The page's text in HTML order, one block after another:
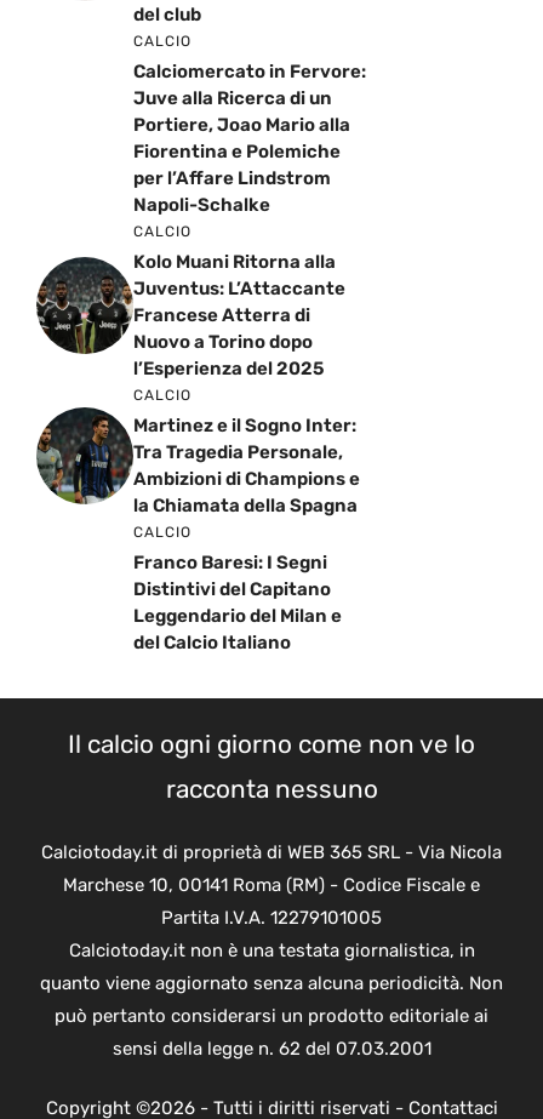
del club
CALCIO
Calciomercato in Fervore:
Juve alla Ricerca di un
Portiere, Joao Mario alla
Fiorentina e Polemiche
per l’Affare Lindstrom
Napoli-Schalke
CALCIO
Kolo Muani Ritorna alla
Juventus: L’Attaccante
Francese Atterra di
Nuovo a Torino dopo
l’Esperienza del 2025
CALCIO
Martinez e il Sogno Inter:
Tra Tragedia Personale,
Ambizioni di Champions e
la Chiamata della Spagna
CALCIO
Franco Baresi: I Segni
Distintivi del Capitano
Leggendario del Milan e
del Calcio Italiano
Il calcio ogni giorno come non ve lo
racconta nessuno
Calciotoday.it di proprietà di WEB 365 SRL - Via Nicola
Marchese 10, 00141 Roma (RM) - Codice Fiscale e
Partita I.V.A. 12279101005
Calciotoday.it non è una testata giornalistica, in
quanto viene aggiornato senza alcuna periodicità. Non
può pertanto considerarsi un prodotto editoriale ai
sensi della legge n. 62 del 07.03.2001
Copyright ©2026 - Tutti i diritti riservati - Contattaci